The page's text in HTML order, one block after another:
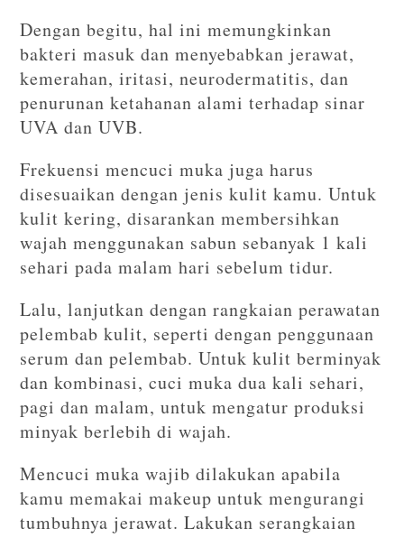
Dengan begitu, hal ini memungkinkan
bakteri masuk dan menyebabkan jerawat,
kemerahan, iritasi, neurodermatitis, dan
penurunan ketahanan alami terhadap sinar
UVA dan UVB.
Frekuensi mencuci muka juga harus
disesuaikan dengan jenis kulit kamu. Untuk
kulit kering, disarankan membersihkan
wajah menggunakan sabun sebanyak 1 kali
sehari pada malam hari sebelum tidur.
Lalu, lanjutkan dengan rangkaian perawatan
pelembab kulit, seperti dengan penggunaan
serum dan pelembab. Untuk kulit berminyak
dan kombinasi, cuci muka dua kali sehari,
pagi dan malam, untuk mengatur produksi
minyak berlebih di wajah.
Mencuci muka wajib dilakukan apabila
kamu memakai makeup untuk mengurangi
tumbuhnya jerawat. Lakukan serangkaian